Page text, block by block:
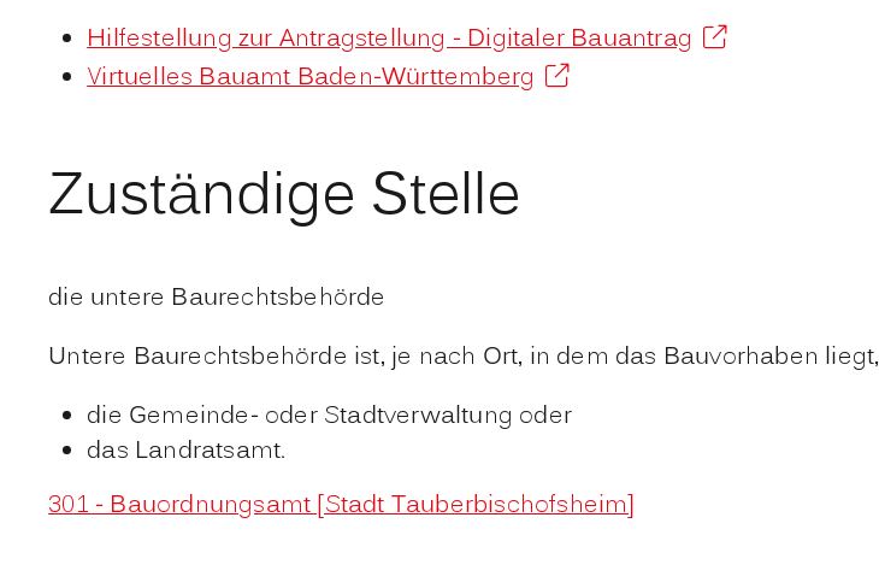
Hilfestellung zur Antragstellung - Digitaler Bauantrag
Virtuelles Bauamt Baden-Württemberg
Zuständige Stelle
die untere Baurechtsbehörde
Untere Baurechtsbehörde ist, je nach Ort, in dem das Bauvorhaben liegt,
die Gemeinde- oder Stadtverwaltung oder
das Landratsamt.
301 - Bauordnungsamt [Stadt Tauberbischofsheim]